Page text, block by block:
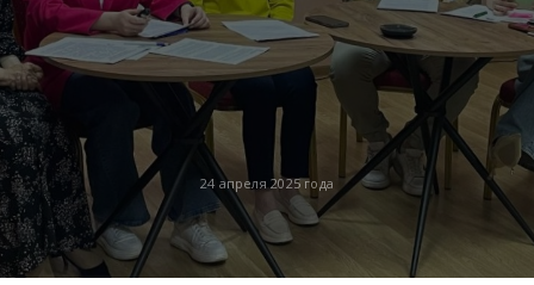
24 апреля 2025 года